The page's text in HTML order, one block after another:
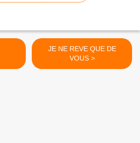
JE NE REVE QUE DE
VOUS >